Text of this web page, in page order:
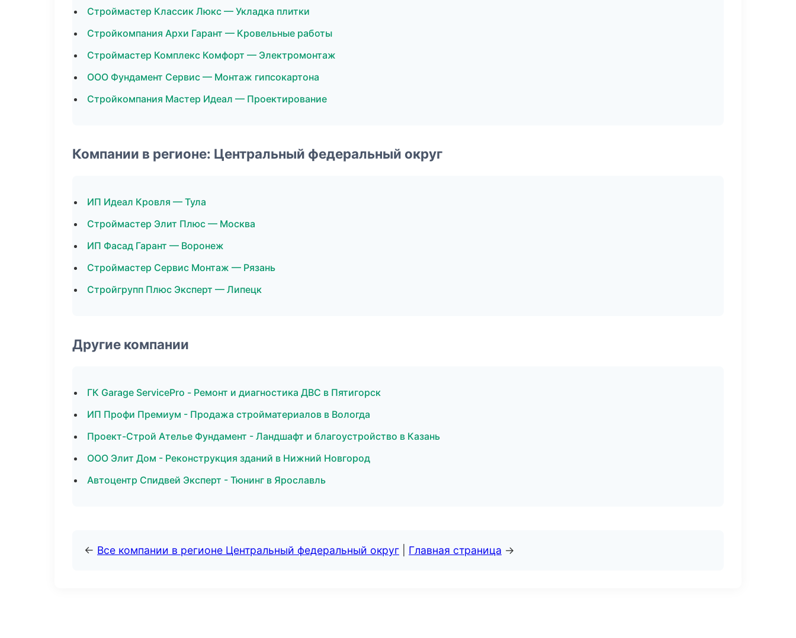
Строймастер Классик Люкс — Укладка плитки
Стройкомпания Архи Гарант — Кровельные работы
Строймастер Комплекс Комфорт — Электромонтаж
ООО Фундамент Сервис — Монтаж гипсокартона
Стройкомпания Мастер Идеал — Проектирование
Компании в регионе: Центральный федеральный округ
ИП Идеал Кровля — Тула
Строймастер Элит Плюс — Москва
ИП Фасад Гарант — Воронеж
Строймастер Сервис Монтаж — Рязань
Стройгрупп Плюс Эксперт — Липецк
Другие компании
ГК Garage ServicePro - Ремонт и диагностика ДВС в Пятигорск
ИП Профи Премиум - Продажа стройматериалов в Вологда
Проект-Строй Ателье Фундамент - Ландшафт и благоустройство в Казань
ООО Элит Дом - Реконструкция зданий в Нижний Новгород
Автоцентр Спидвей Эксперт - Тюнинг в Ярославль
← Все компании в регионе Центральный федеральный округ Главная страница →